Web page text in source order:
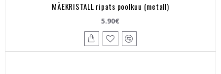
MÄEKRISTALL ripats poolkuu (metall)
5.90€